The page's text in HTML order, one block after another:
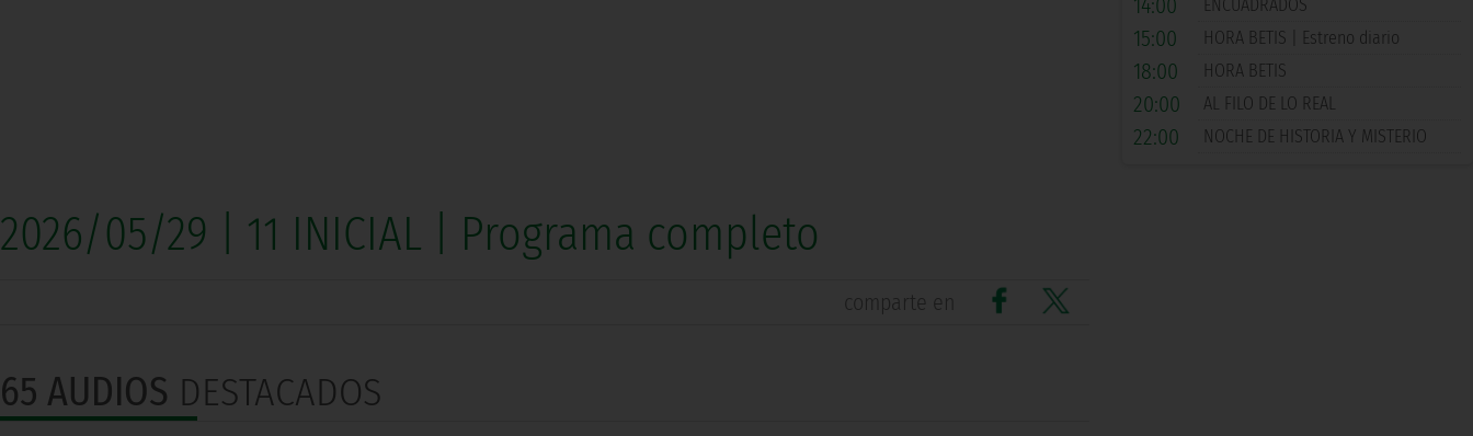
14:00 ENCUADRADOS
15:00 HORA BETIS | Estreno diario
18:00 HORA BETIS
20:00 AL FILO DE LO REAL
22:00 NOCHE DE HISTORIA Y MISTERIO
2026/05/29 | 11 INICIAL | Programa completo
comparte en
65 AUDIOS DESTACADOS